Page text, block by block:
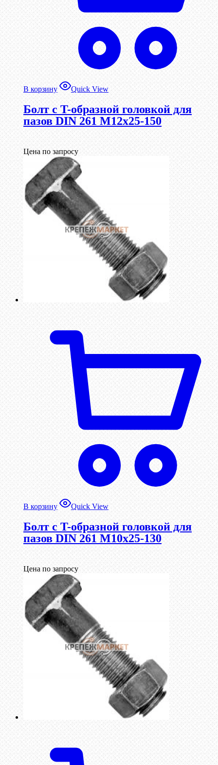
В корзину Quick View
Болт с T-образной головкой для
пазов DIN 261 М12х25-150
Цена по запросу
В корзину Quick View
Болт с T-образной головкой для
пазов DIN 261 М10х25-130
Цена по запросу